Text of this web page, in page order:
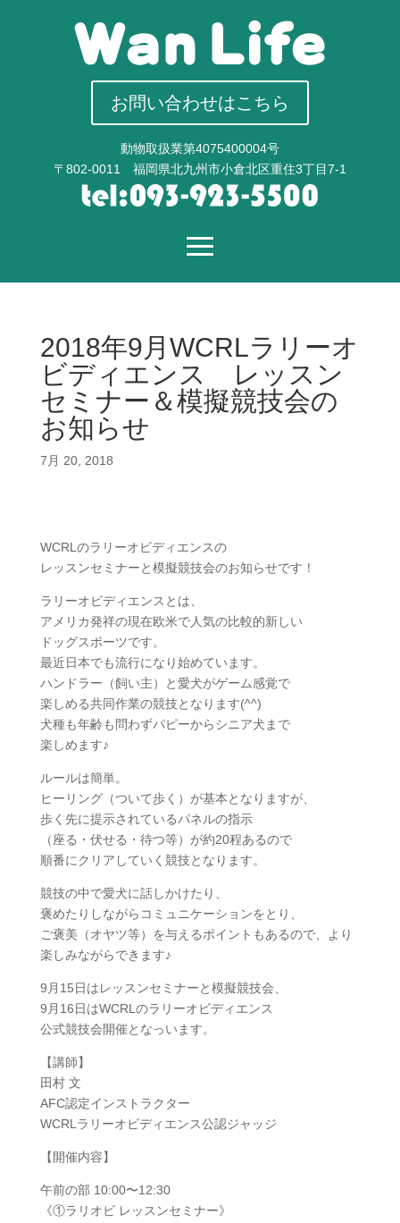
お問い合わせはこちら
動物取扱業第4075400004号
〒802-0011 福岡県北九州市小倉北区重住3丁目7-1
2018年9月WCRLラリーオ
ビディエンス レッスン
セミナー＆模擬競技会の
お知らせ
7月 20, 2018
WCRLのラリーオビディエンスの
レッスンセミナーと模擬競技会のお知らせです！
ラリーオビディエンスとは、
アメリカ発祥の現在欧米で人気の比較的新しい
ドッグスポーツです。
最近日本でも流行になり始めています。
ハンドラー（飼い主）と愛犬がゲーム感覚で
楽しめる共同作業の競技となります(^^)
犬種も年齢も問わずパピーからシニア犬まで
楽しめます♪
ルールは簡単。
ヒーリング（ついて歩く）が基本となりますが、
歩く先に提示されているパネルの指示
（座る・伏せる・待つ等）が約20程あるので
順番にクリアしていく競技となります。
競技の中で愛犬に話しかけたり、
褒めたりしながらコミュニケーションをとり、
ご褒美（オヤツ等）を与えるポイントもあるので、より
楽しみながらできます♪
9月15日はレッスンセミナーと模擬競技会、
9月16日はWCRLのラリーオビディエンス
公式競技会開催となっいます。
【講師】
田村 文
AFC認定インストラクター
WCRLラリーオビディエンス公認ジャッジ
【開催内容】
午前の部 10:00〜12:30
《①ラリオビ レッスンセミナー》